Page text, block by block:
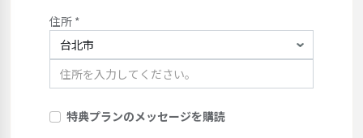
住所 *
特典プランのメッセージを購読